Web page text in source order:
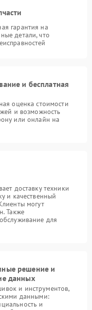
гарантия на
детали, что
и бесплатная
оценка стоимости
и возможность
или онлайн на
доставку техники
и качественный
могут
Также
для
решение и
данных
и инструментов,
данными:
и